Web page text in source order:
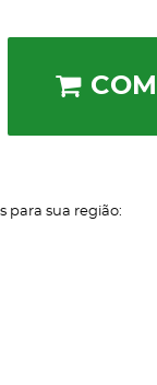
para sua região: